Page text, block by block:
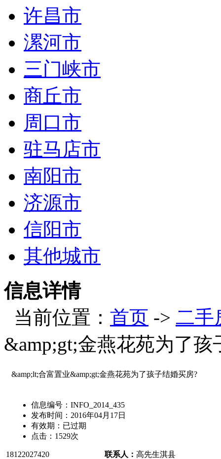
许昌市
漯河市
三门峡市
商丘市
周口市
驻马店市
南阳市
济源市
信阳市
其他城市
信息详情
当前位置： 首页 -> 二手
&amp;gt;金燕花苑为了孩
&amp;lt;合富置业&amp;gt;金燕花苑为了孩子结婚买房?
信息编号： INFO_2014_435
发布时间： 2016年04月17日
有效期： 已过期
点击： 1529次
18122027420 联系人： 高先生淇县